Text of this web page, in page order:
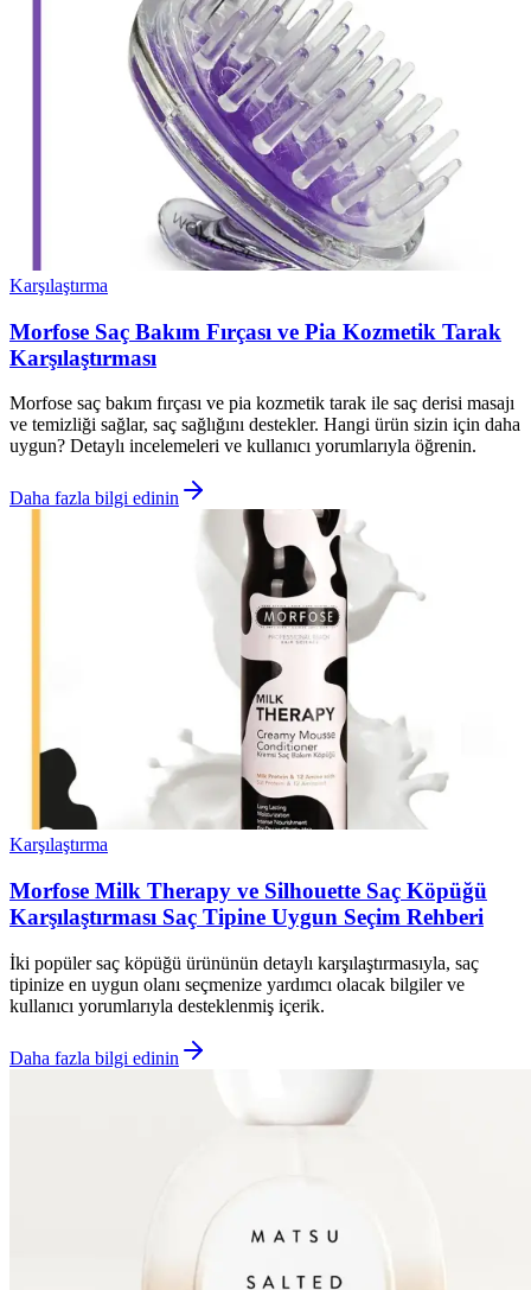
Karşılaştırma
Morfose Saç Bakım Fırçası ve Pia Kozmetik Tarak
Karşılaştırması
Morfose saç bakım fırçası ve pia kozmetik tarak ile saç derisi masajı
ve temizliği sağlar, saç sağlığını destekler. Hangi ürün sizin için daha
uygun? Detaylı incelemeleri ve kullanıcı yorumlarıyla öğrenin.
Daha fazla bilgi edinin
Karşılaştırma
Morfose Milk Therapy ve Silhouette Saç Köpüğü
Karşılaştırması Saç Tipine Uygun Seçim Rehberi
İki popüler saç köpüğü ürününün detaylı karşılaştırmasıyla, saç
tipinize en uygun olanı seçmenize yardımcı olacak bilgiler ve
kullanıcı yorumlarıyla desteklenmiş içerik.
Daha fazla bilgi edinin